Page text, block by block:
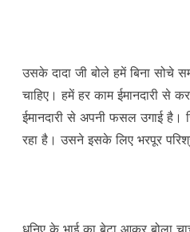
उसके दादा जी बोले हमें बिना सोचे
चाहिए। हमें हर काम ईमानदारी से
ईमानदारी से अपनी फसल उगाई है।
रहा है। उसने इसके लिए भरपूर